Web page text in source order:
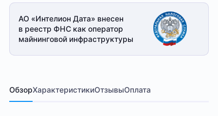
АО «Интелион Дата» внесен
в реестр ФНС как оператор
майнинговой инфраструктуры
ОбзорХарактеристикиОтзывыОплата